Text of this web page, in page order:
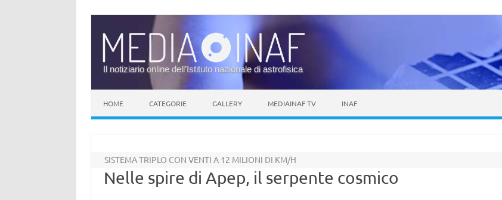
Il notiziario online dell’Istituto nazionale di astrofisica
HOME CATEGORIE GALLERY MEDIAINAF TV INAF
SISTEMA TRIPLO CON VENTI A 12 MILIONI DI KM/H
Nelle spire di Apep, il serpente cosmico